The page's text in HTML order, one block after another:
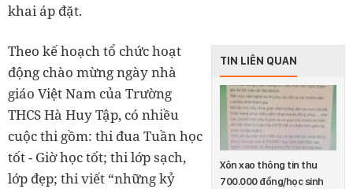
khai áp đặt.
TIN LIÊN QUAN
Xôn xao thông tin thu
700.000 đồng/học sinh
Theo kế hoạch tổ chức hoạt
động chào mừng ngày nhà
giáo Việt Nam của Trường
THCS Hà Huy Tập, có nhiều
cuộc thi gồm: thi đua Tuần học
tốt - Giờ học tốt; thi lớp sạch,
lớp đẹp; thi viết “những kỷ